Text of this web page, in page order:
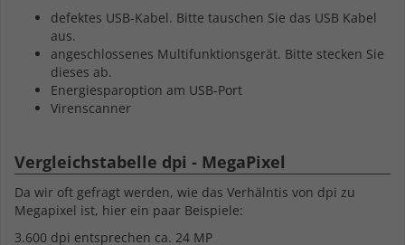
defektes USB-Kabel. Bitte tauschen Sie das USB Kabel
aus.
angeschlossenes Multifunktionsgerät. Bitte stecken Sie
dieses ab.
Energiesparoption am USB-Port
Virenscanner
Vergleichstabelle dpi - MegaPixel
Da wir oft gefragt werden, wie das Verhälntis von dpi zu
Megapixel ist, hier ein paar Beispiele:
3.600 dpi entsprechen ca. 24 MP